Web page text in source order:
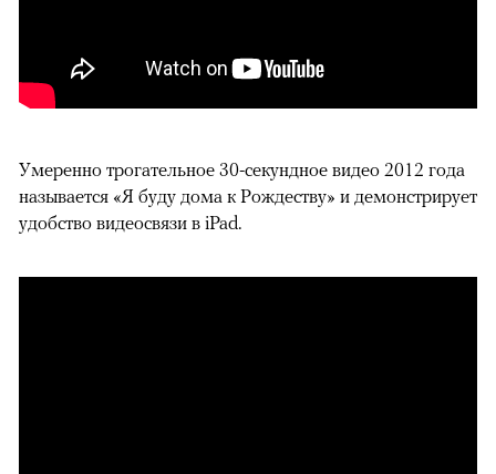
Умеренно трогательное 30-секундное видео 2012 года
называется «Я буду дома к Рождеству» и демонстрирует
удобство видеосвязи в iPad.